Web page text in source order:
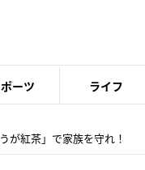
ーツ ライフ
が紅茶」で家族を守れ！